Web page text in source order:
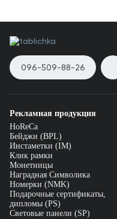
096-509-88-26
Рекламная продукция
HoReCa
Бейджи (BPL)
Инстаметки (IM)
Клик рамки
Монетницы
Наградная Символика
Номерки (NMK)
Подарочные сертификаты,
дипломы (PS)
Световые панели (SP)